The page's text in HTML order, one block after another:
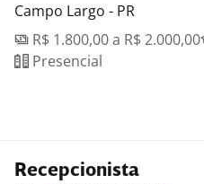
Campo Largo - PR
R$ 1.800,00 a R$ 2.000,00
Presencial
Recepcionista